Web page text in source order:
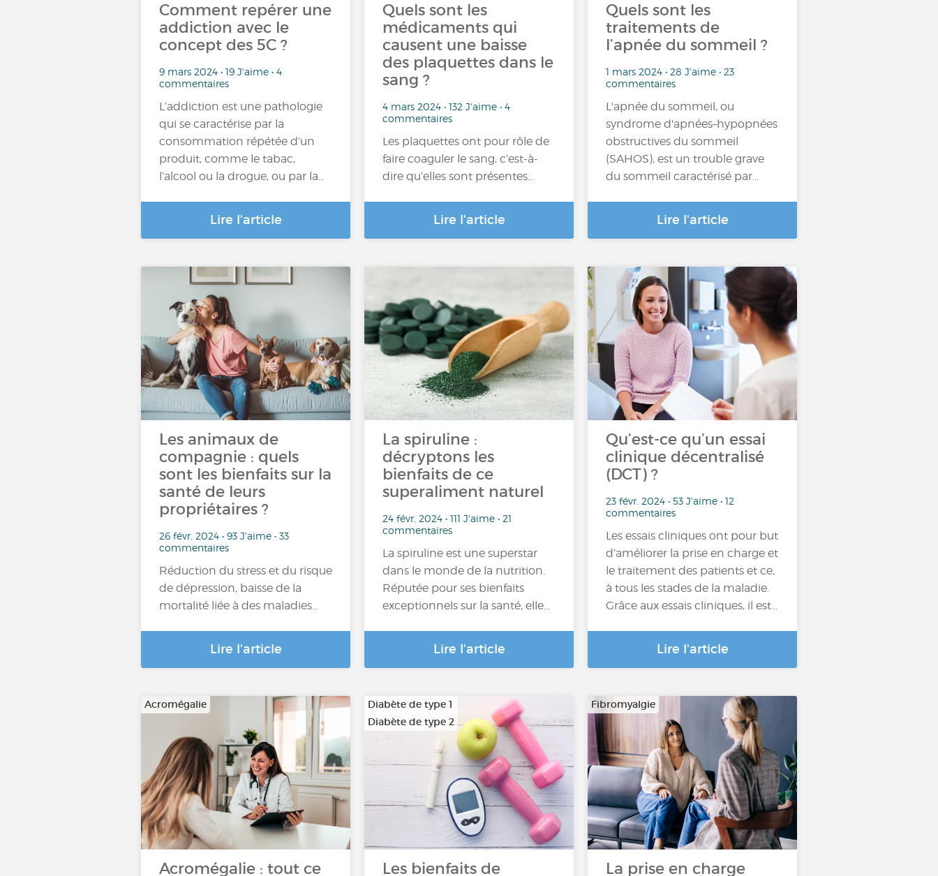
Comment repérer une
addiction avec le
concept des 5C ?
9 mars 2024 • 19 J'aime • 4
commentaires
L’addiction est une pathologie
qui se caractérise par la
consommation répétée d’un
produit, comme le tabac,
l’alcool ou la drogue, ou par la…
Lire l'article
Quels sont les
médicaments qui
causent une baisse
des plaquettes dans le
sang ?
4 mars 2024 • 132 J'aime • 4
commentaires
Les plaquettes ont pour rôle de
faire coaguler le sang, c’est-à-
dire qu’elles sont présentes…
Lire l'article
Quels sont les
traitements de
l’apnée du sommeil ?
1 mars 2024 • 28 J'aime • 23
commentaires
L'apnée du sommeil, ou
syndrome d'apnées–hypopnées
obstructives du sommeil
(SAHOS), est un trouble grave
du sommeil caractérisé par…
Lire l'article
Les animaux de
compagnie : quels
sont les bienfaits sur la
santé de leurs
propriétaires ?
26 févr. 2024 • 93 J'aime • 33
commentaires
Réduction du stress et du risque
de dépression, baisse de la
mortalité liée à des maladies…
Lire l'article
La spiruline :
décryptons les
bienfaits de ce
superaliment naturel
24 févr. 2024 • 111 J'aime • 21
commentaires
La spiruline est une superstar
dans le monde de la nutrition.
Réputée pour ses bienfaits
exceptionnels sur la santé, elle…
Lire l'article
Qu’est-ce qu’un essai
clinique décentralisé
(DCT) ?
23 févr. 2024 • 53 J'aime • 12
commentaires
Les essais cliniques ont pour but
d’améliorer la prise en charge et
le traitement des patients et ce,
à tous les stades de la maladie.
Grâce aux essais cliniques, il est…
Lire l'article
Acromégalie
Acromégalie : tout ce
Diabète de type 1
Diabète de type 2
Les bienfaits de
Fibromyalgie
La prise en charge